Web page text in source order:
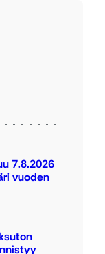
7.8.2026
vuoden